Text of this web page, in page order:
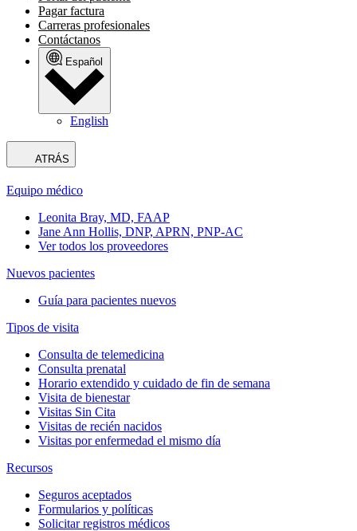
Pagar factura
Carreras profesionales
Contáctanos
Español
English
ATRÁS
Equipo médico
Leonita Bray, MD, FAAP
Jane Ann Hollis, DNP, APRN, PNP-AC
Ver todos los proveedores
Nuevos pacientes
Guía para pacientes nuevos
Tipos de visita
Consulta de telemedicina
Consulta prenatal
Horario extendido y cuidado de fin de semana
Visita de bienestar
Visitas Sin Cita
Visitas de recién nacidos
Visitas por enfermedad el mismo día
Recursos
Seguros aceptados
Formularios y políticas
Solicitar registros médicos